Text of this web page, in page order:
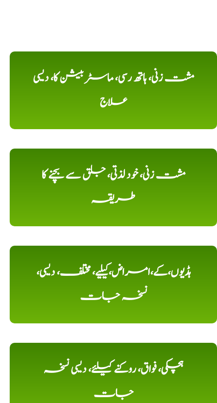
مشت زنی، ہاتھ رسی، ماسٹر بیشن کا، دیسی
علاج
مشت زنی، خود لذتی، جلق سے بچنے کا
طریقہ
ہڈیوں،کے،امراض،کیلیے، مختلف، دیسی،
نسخہ جات
ہچکی، فواق، روکنے کیلئے، دیسی نسخہ
جات